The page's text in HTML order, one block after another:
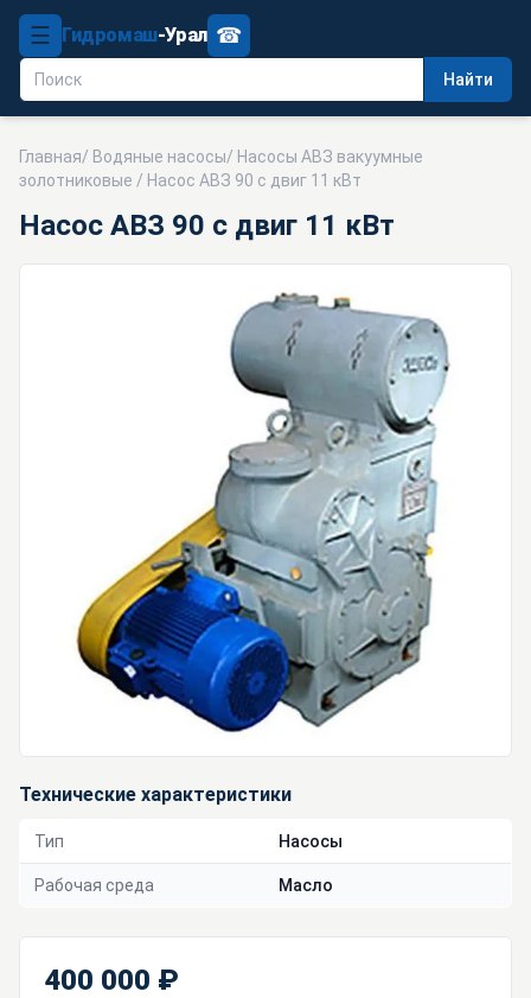
☰ Гидромаш-Урал
Найти
☎
Главная/ Водяные насосы/ Насосы АВЗ вакуумные
золотниковые / Насос АВЗ 90 с двиг 11 кВт
Насос АВЗ 90 с двиг 11 кВт
Технические характеристики
Тип Насосы
Рабочая среда Масло
400 000 ₽